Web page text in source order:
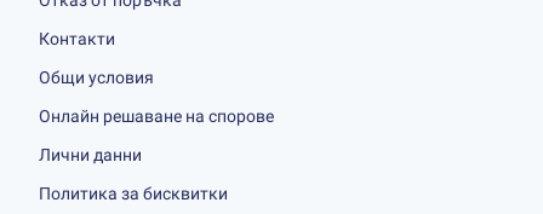
Контакти
Общи условия
Онлайн решаване на спорове
Лични данни
Политика за бисквитки